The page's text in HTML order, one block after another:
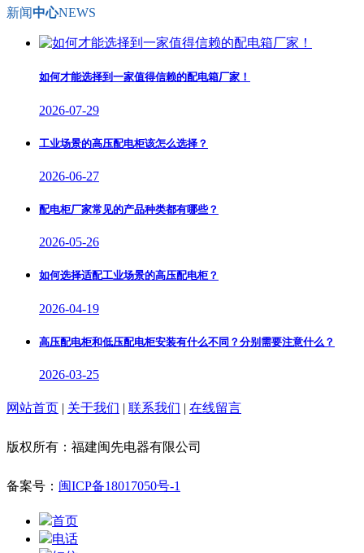
新闻中心NEWS
如何才能选择到一家值得信赖的配电箱厂家！
2026-07-29
工业场景的高压配电柜该怎么选择？
2026-06-27
配电柜厂家常见的产品种类都有哪些？
2026-05-26
如何选择适配工业场景的高压配电柜？
2026-04-19
高压配电柜和低压配电柜安装有什么不同？分别需要注意什么？
2026-03-25
网站首页 | 关于我们 | 联系我们 | 在线留言
版权所有：福建闽先电器有限公司
备案号： 闽ICP备18017050号-1
首页
电话